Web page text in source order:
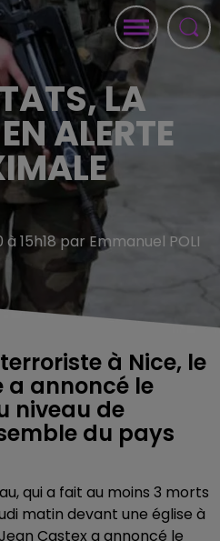
LA
ALERTE
15h18 par Emmanuel POLI
à Nice, le
a annoncé le
niveau de
du pays
qui a fait au moins 3 morts
matin devant une église à
Castex a annoncé le